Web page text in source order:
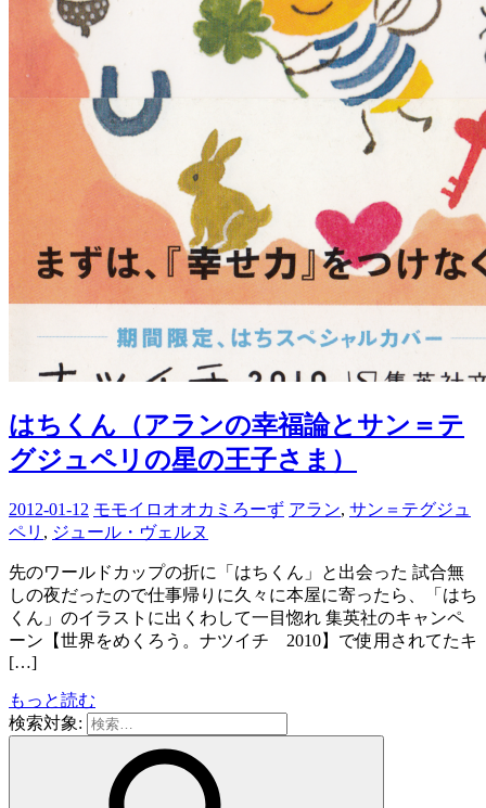
はちくん（アランの幸福論とサン＝テ
グジュペリの星の王子さま）
2012-01-12 モモイロオオカミろーず アラン, サン＝テグジュ
ペリ , ジュール・ヴェルヌ
先のワールドカップの折に「はちくん」と出会った 試合無
しの夜だったので仕事帰りに久々に本屋に寄ったら、「はち
くん」のイラストに出くわして一目惚れ 集英社のキャンペ
ーン【世界をめくろう。ナツイチ 2010】で使用されてたキ
[…]
もっと読む
検索対象: